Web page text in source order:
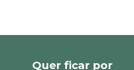
Quer ficar por